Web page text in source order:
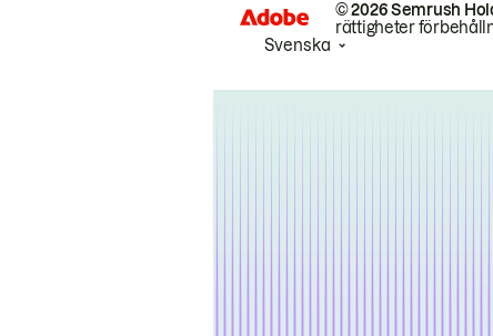
© 2026 Semrush
rättigheter
Svenska